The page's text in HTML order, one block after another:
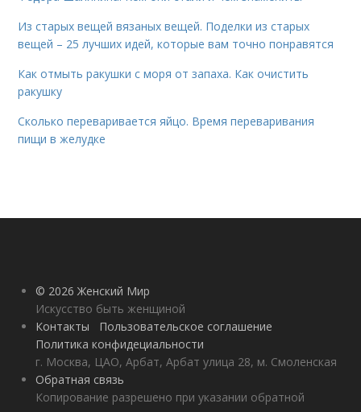
Из старых вещей вязаных вещей. Поделки из старых
вещей – 25 лучших идей, которые вам точно понравятся
Как отмыть ракушки с моря от запаха. Как очистить
ракушку
Сколько переваривается яйцо. Время переваривания
пищи в желудке
© 2026 Женский Мир
Искусство быть женщиной
Контакты
Пользовательское соглашение
Политика конфидециальности
г. Москва, ЦАО, Арбат, Арбат улица 28, м. Смоленская
Обратная связь
Копирование разрешено при указании обратной